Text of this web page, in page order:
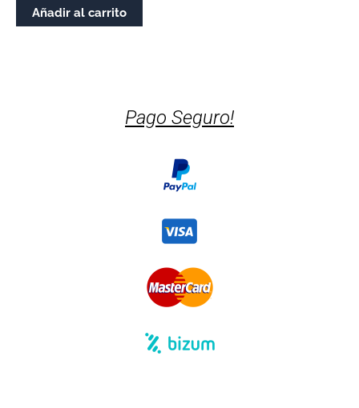
DIAS
cantidade
Añadir al carrito
Pago Seguro!